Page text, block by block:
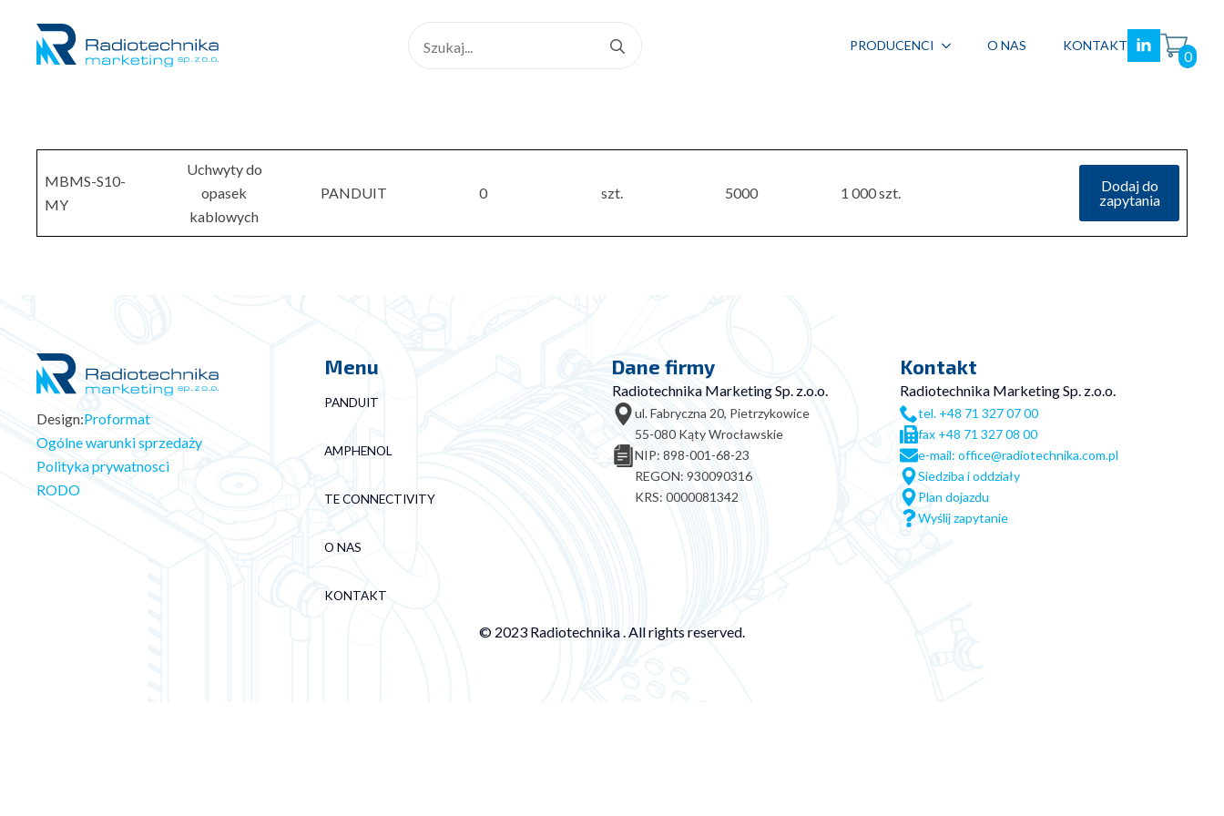
for:
PRODUCENCI O NAS KONTAKT
0
MBMS-S10-
MY
Uchwyty do
opasek
kablowych
PANDUIT 0 szt. 5000 1 000 szt.
Dodaj do
zapytania
Design:Proformat
Ogólne warunki sprzedaży
Polityka prywatnosci
RODO
Menu
PANDUIT
AMPHENOL
TE CONNECTIVITY
O NAS
KONTAKT
Dane firmy
Radiotechnika Marketing Sp. z.o.o.
ul. Fabryczna 20, Pietrzykowice
55-080 Kąty Wrocławskie
NIP: 898-001-68-23
REGON: 930090316
KRS: 0000081342
Kontakt
Radiotechnika Marketing Sp. z.o.o.
tel. +48 71 327 07 00
fax +48 71 327 08 00
e-mail: office@radiotechnika.com.pl
Siedziba i oddziały
Plan dojazdu
Wyślij zapytanie
© 2023 Radiotechnika . All rights reserved.